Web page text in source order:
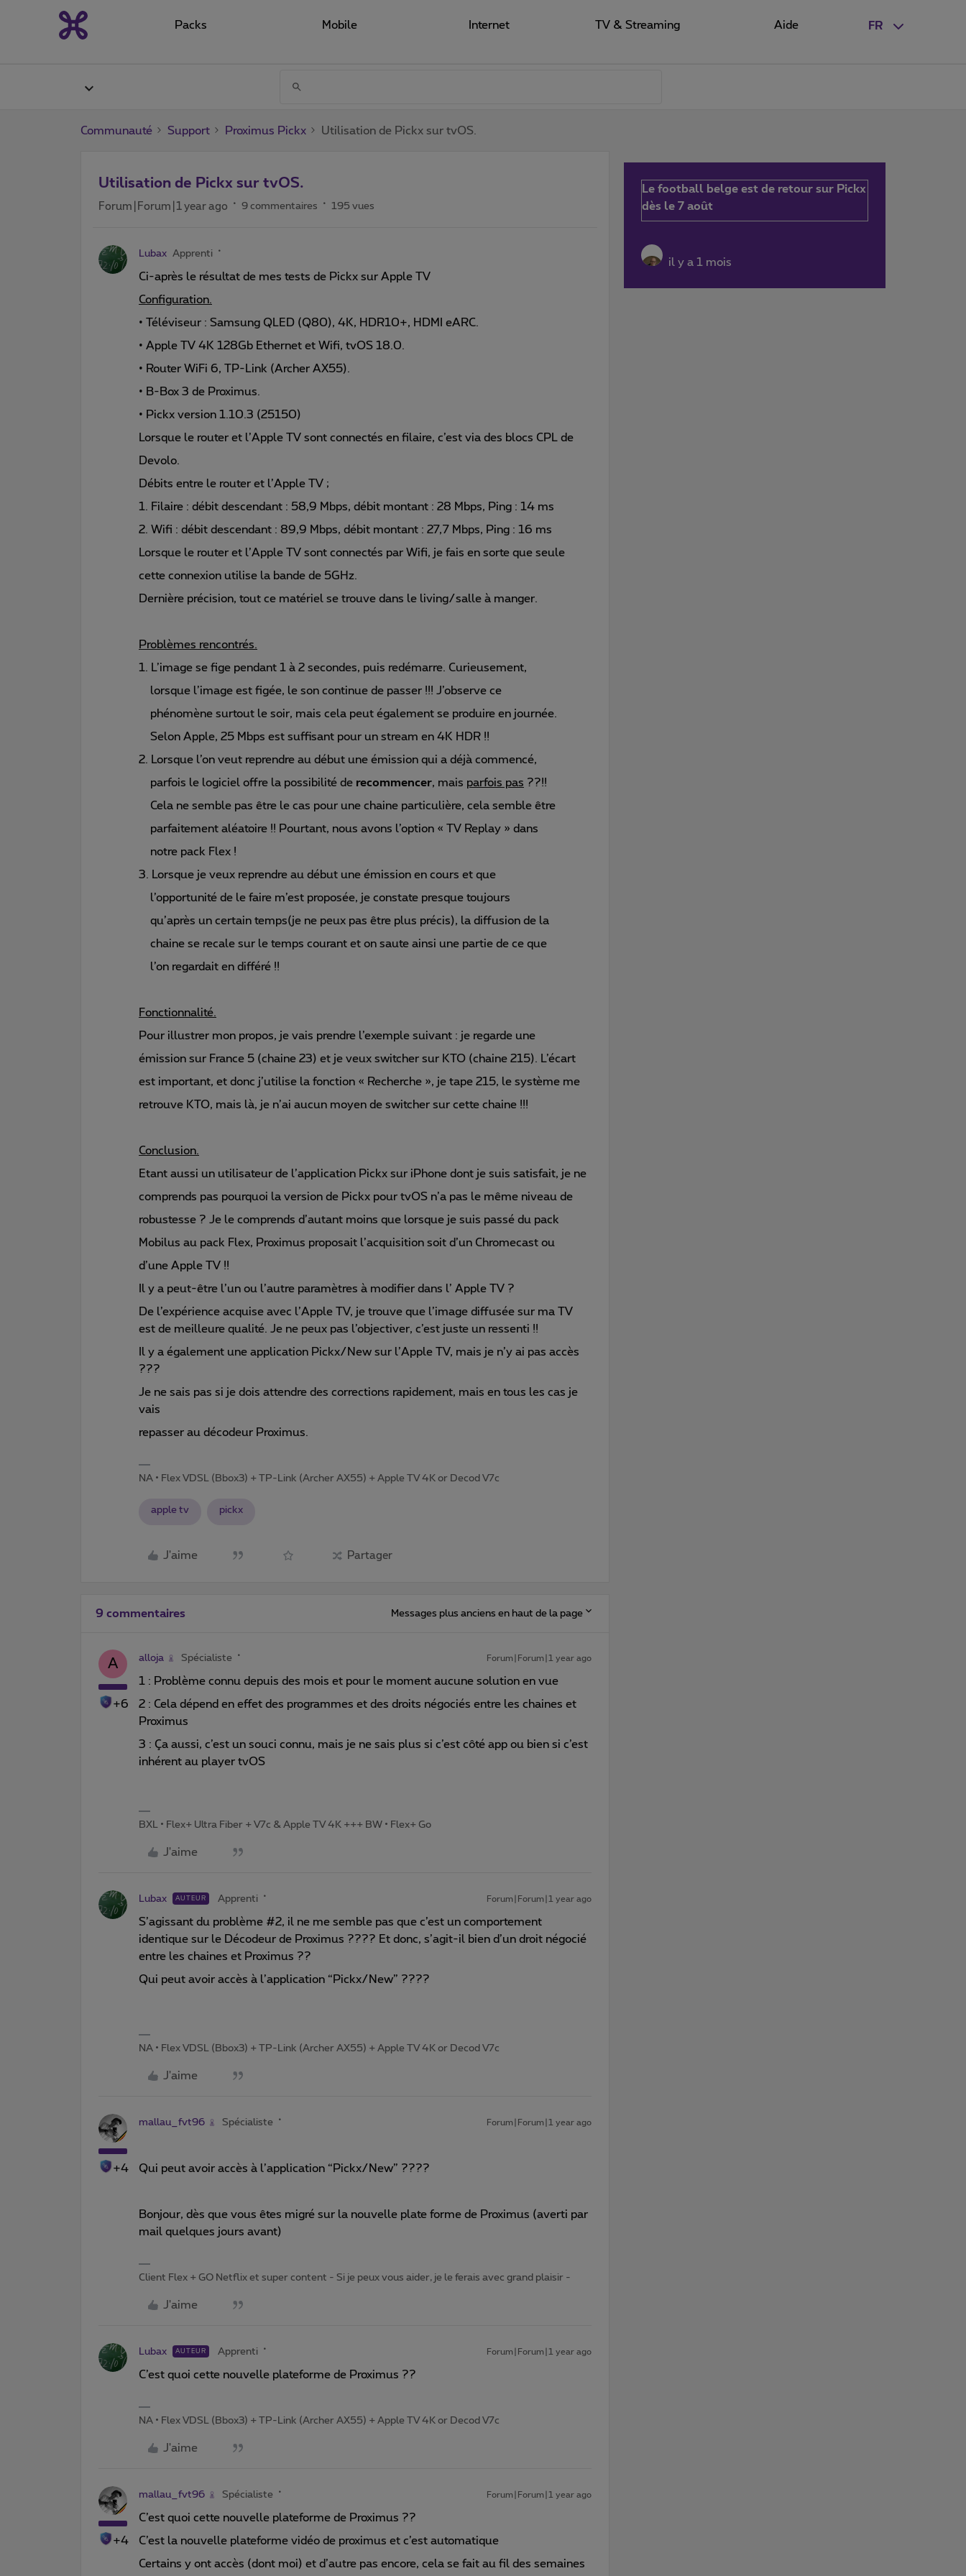
FR
Packs Mobile Internet TV & Streaming Aide
Communauté Support Proximus Pickx Utilisation de Pickx sur tvOS.
Utilisation de Pickx sur tvOS.
Forum|Forum|1 year ago 9 commentaires 195 vues
Lubax Apprenti
Ci-après le résultat de mes tests de Pickx sur Apple TV
Configuration.
• Téléviseur : Samsung QLED (Q80), 4K, HDR10+, HDMI eARC.
• Apple TV 4K 128Gb Ethernet et Wifi, tvOS 18.0.
• Router WiFi 6, TP-Link (Archer AX55).
• B-Box 3 de Proximus.
• Pickx version 1.10.3 (25150)
Lorsque le router et l’Apple TV sont connectés en filaire, c’est via des blocs CPL de
Devolo.
Débits entre le router et l’Apple TV ;
1. Filaire : débit descendant : 58,9 Mbps, débit montant : 28 Mbps, Ping : 14 ms
2. Wifi : débit descendant : 89,9 Mbps, débit montant : 27,7 Mbps, Ping : 16 ms
Lorsque le router et l’Apple TV sont connectés par Wifi, je fais en sorte que seule
cette connexion utilise la bande de 5GHz.
Dernière précision, tout ce matériel se trouve dans le living/salle à manger.
Problèmes rencontrés.
1. L’image se fige pendant 1 à 2 secondes, puis redémarre. Curieusement,
lorsque l’image est figée, le son continue de passer !!! J’observe ce
phénomène surtout le soir, mais cela peut également se produire en journée.
Selon Apple, 25 Mbps est suffisant pour un stream en 4K HDR !!
2. Lorsque l’on veut reprendre au début une émission qui a déjà commencé,
parfois le logiciel offre la possibilité de recommencer, mais parfois pas ??!!
Cela ne semble pas être le cas pour une chaine particulière, cela semble être
parfaitement aléatoire !! Pourtant, nous avons l’option « TV Replay » dans
notre pack Flex !
3. Lorsque je veux reprendre au début une émission en cours et que
l’opportunité de le faire m’est proposée, je constate presque toujours
qu’après un certain temps(je ne peux pas être plus précis), la diffusion de la
chaine se recale sur le temps courant et on saute ainsi une partie de ce que
l’on regardait en différé !!
Fonctionnalité.
Pour illustrer mon propos, je vais prendre l’exemple suivant : je regarde une
émission sur France 5 (chaine 23) et je veux switcher sur KTO (chaine 215). L’écart
est important, et donc j’utilise la fonction « Recherche », je tape 215, le système me
retrouve KTO, mais là, je n’ai aucun moyen de switcher sur cette chaine !!!
Conclusion.
Etant aussi un utilisateur de l’application Pickx sur iPhone dont je suis satisfait, je ne
comprends pas pourquoi la version de Pickx pour tvOS n’a pas le même niveau de
robustesse ? Je le comprends d’autant moins que lorsque je suis passé du pack
Mobilus au pack Flex, Proximus proposait l’acquisition soit d’un Chromecast ou
d’une Apple TV !!
Il y a peut-être l’un ou l’autre paramètres à modifier dans l’ Apple TV ?
De l’expérience acquise avec l’Apple TV, je trouve que l’image diffusée sur ma TV
est de meilleure qualité. Je ne peux pas l’objectiver, c’est juste un ressenti !!
Il y a également une application Pickx/New sur l’Apple TV, mais je n’y ai pas accès
???
Je ne sais pas si je dois attendre des corrections rapidement, mais en tous les cas je
vais
repasser au décodeur Proximus.
NA • Flex VDSL (Bbox3) + TP-Link (Archer AX55) + Apple TV 4K or Decod V7c
apple tv pickx
J'aime Partager
9 commentaires Messages plus anciens en haut de la page
A
+6
alloja Spécialiste Forum|Forum|1 year ago
1 : Problème connu depuis des mois et pour le moment aucune solution en vue
2 : Cela dépend en effet des programmes et des droits négociés entre les chaines et
Proximus
3 : Ça aussi, c’est un souci connu, mais je ne sais plus si c’est côté app ou bien si c’est
inhérent au player tvOS
BXL • Flex+ Ultra Fiber + V7c & Apple TV 4K +++ BW • Flex+ Go
J'aime
Lubax AUTEUR Apprenti Forum|Forum|1 year ago
S’agissant du problème #2, il ne me semble pas que c’est un comportement
identique sur le Décodeur de Proximus ???? Et donc, s’agit-il bien d’un droit négocié
entre les chaines et Proximus ??
Qui peut avoir accès à l’application “Pickx/New” ????
NA • Flex VDSL (Bbox3) + TP-Link (Archer AX55) + Apple TV 4K or Decod V7c
J'aime
+4
mallau_fvt96 Spécialiste Forum|Forum|1 year ago
Qui peut avoir accès à l’application “Pickx/New” ????
Bonjour, dès que vous êtes migré sur la nouvelle plate forme de Proximus (averti par
mail quelques jours avant)
Client Flex + GO Netflix et super content - Si je peux vous aider, je le ferais avec grand plaisir -
J'aime
Lubax AUTEUR Apprenti Forum|Forum|1 year ago
C’est quoi cette nouvelle plateforme de Proximus ??
NA • Flex VDSL (Bbox3) + TP-Link (Archer AX55) + Apple TV 4K or Decod V7c
J'aime
+4
mallau_fvt96 Spécialiste Forum|Forum|1 year ago
C’est quoi cette nouvelle plateforme de Proximus ??
C’est la nouvelle plateforme vidéo de proximus et c’est automatique
Certains y ont accès (dont moi) et d’autre pas encore, cela se fait au fil des semaines
Le football belge est de retour sur Pickx
dès le 7 août
il y a 1 mois